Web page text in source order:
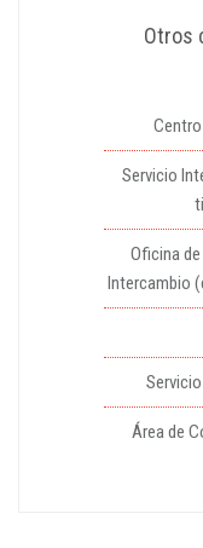
Otros
Servicio
Oficina
Intercambio
Área de